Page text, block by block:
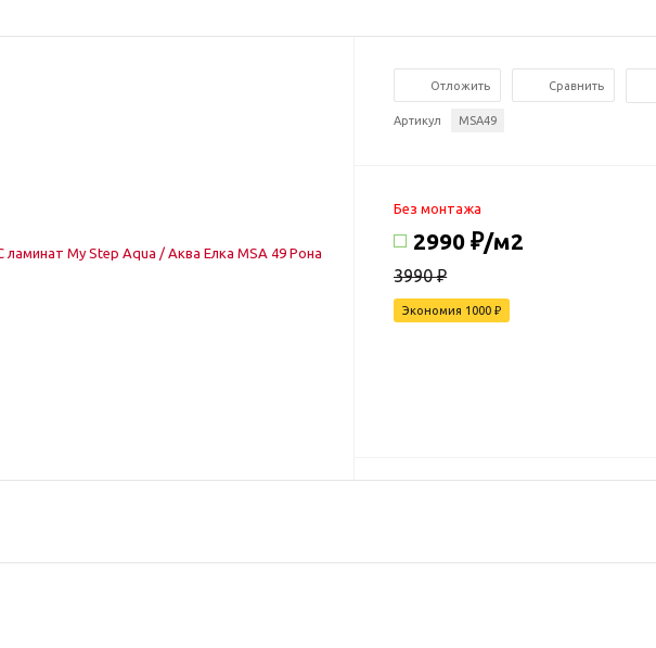
Отложить Сравнить
Артикул MSA49
Без монтажа
2990 ₽/м2
3990 ₽
Экономия 1000 ₽